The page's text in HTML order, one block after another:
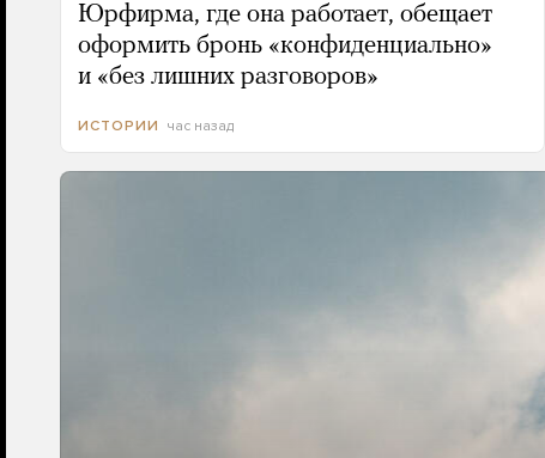
Юрфирма, где она работает, обещает
оформить бронь «конфиденциально»
и «без лишних разговоров»
ИСТОРИИ час назад